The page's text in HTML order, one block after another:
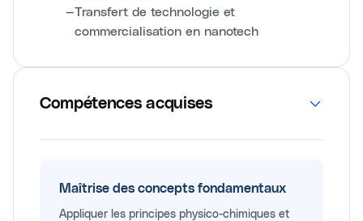
—Transfert de technologie et
commercialisation en nanotech
Compétences acquises
Maîtrise des concepts fondamentaux
Appliquer les principes physico-chimiques et